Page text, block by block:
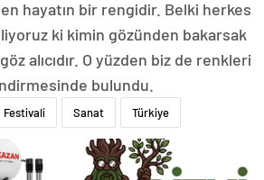
hayatın bir rengidir. Belki herkes
ki kimin gözünden bakarsak
alıcıdır. O yüzden biz de renkleri
bulundu.
Festivali Sanat Türkiye